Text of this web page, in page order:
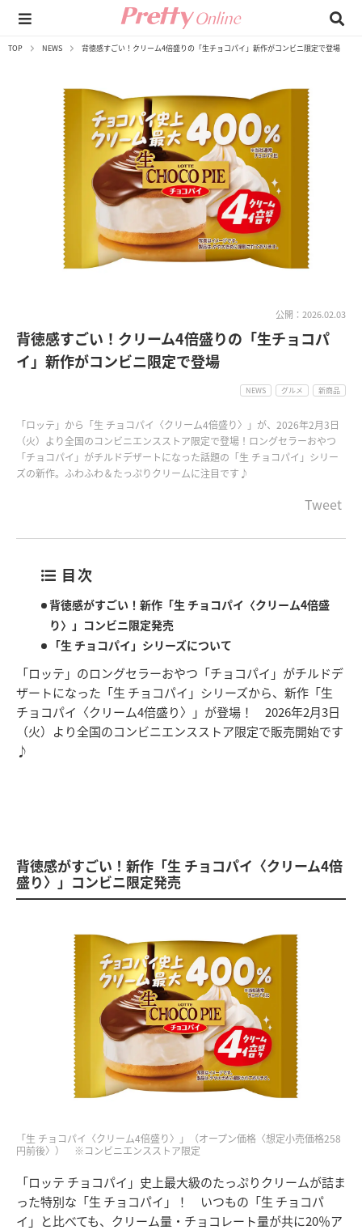
TOP NEWS 背徳感すごい！クリーム4倍盛りの「生チョコパイ」新作がコンビニ限定で登場
公開：2026.02.03
背徳感すごい！クリーム4倍盛りの「生チョコパ
イ」新作がコンビニ限定で登場
NEWS グルメ 新商品
「ロッテ」から「生 チョコパイ〈クリーム4倍盛り〉」が、2026年2月3日
（火）より全国のコンビニエンスストア限定で登場！ロングセラーおやつ
「チョコパイ」がチルドデザートになった話題の「生 チョコパイ」シリー
ズの新作。ふわふわ＆たっぷりクリームに注目です♪
Tweet
目次
背徳感がすごい！新作「生 チョコパイ〈クリーム4倍盛
り〉」コンビニ限定発売
「生 チョコパイ」シリーズについて
「ロッテ」のロングセラーおやつ「チョコパイ」がチルドデ
ザートになった「生 チョコパイ」シリーズから、新作「生
チョコパイ〈クリーム4倍盛り〉」が登場！ 2026年2月3日
（火）より全国のコンビニエンスストア限定で販売開始です
♪
背徳感がすごい！新作「生 チョコパイ〈クリーム4倍
盛り〉」コンビニ限定発売
「生 チョコパイ〈クリーム4倍盛り〉」（オープン価格〈想定小売価格258
円前後〉） ※コンビニエンスストア限定
「ロッテ チョコパイ」史上最大級のたっぷりクリームが詰ま
った特別な「生 チョコパイ」！ いつもの「生 チョコパ
イ」と比べても、クリーム量・チョコレート量が共に20％ア